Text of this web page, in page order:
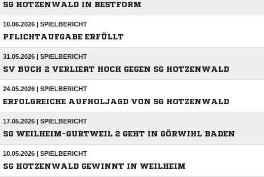
SG HOTZENWALD IN BESTFORM
10.06.2026 | SPIELBERICHT
PFLICHTAUFGABE ERFÜLLT
31.05.2026 | SPIELBERICHT
SV BUCH 2 VERLIERT HOCH GEGEN SG HOTZENWALD
24.05.2026 | SPIELBERICHT
ERFOLGREICHE AUFHOLJAGD VON SG HOTZENWALD
17.05.2026 | SPIELBERICHT
SG WEILHEIM-GURTWEIL 2 GEHT IN GÖRWIHL BADEN
10.05.2026 | SPIELBERICHT
SG HOTZENWALD GEWINNT IN WEILHEIM